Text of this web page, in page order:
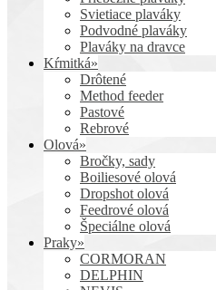
Svietiace plaváky
Podvodné plaváky
Plaváky na dravce
Kŕmitká»
Drôtené
Method feeder
Pastové
Rebrové
Olová»
Bročky, sady
Boiliesové olová
Dropshot olová
Feedrové olová
Špeciálne olová
Praky»
CORMORAN
DELPHIN